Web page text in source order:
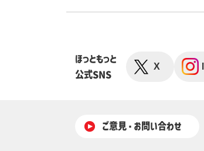
ほっともっと
公式SNS
X
ご意⾒・お問い合わせ